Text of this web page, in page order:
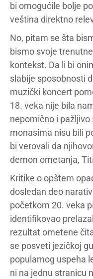
bi omogućile bolje
veština direktno
No, pitam se šta
bismo svoje
kontekst. Da li bi
slabije sposobnosti
muzički koncert
18. veka nije bila
nepomično i
monasima nisu bili
bi verovali da
demon ometanja,
Kritike o opštem
dosledan deo
početkom 20. veka
identifikovao
rezultat ometene
se posveti jezičkoj
popularnog uspeha
ni na jednu stranicu